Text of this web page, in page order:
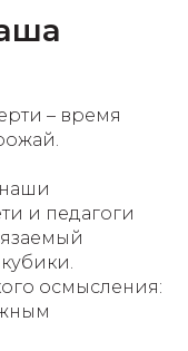
– время
и педагоги
осмысления: